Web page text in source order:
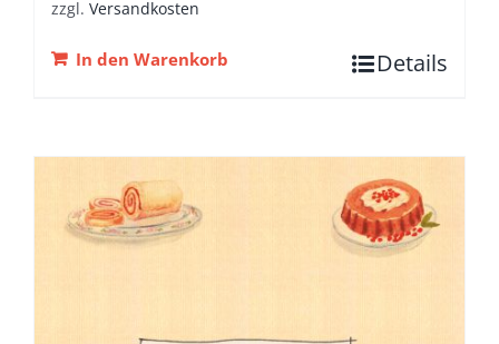
zzgl. Versandkosten
In den Warenkorb Details